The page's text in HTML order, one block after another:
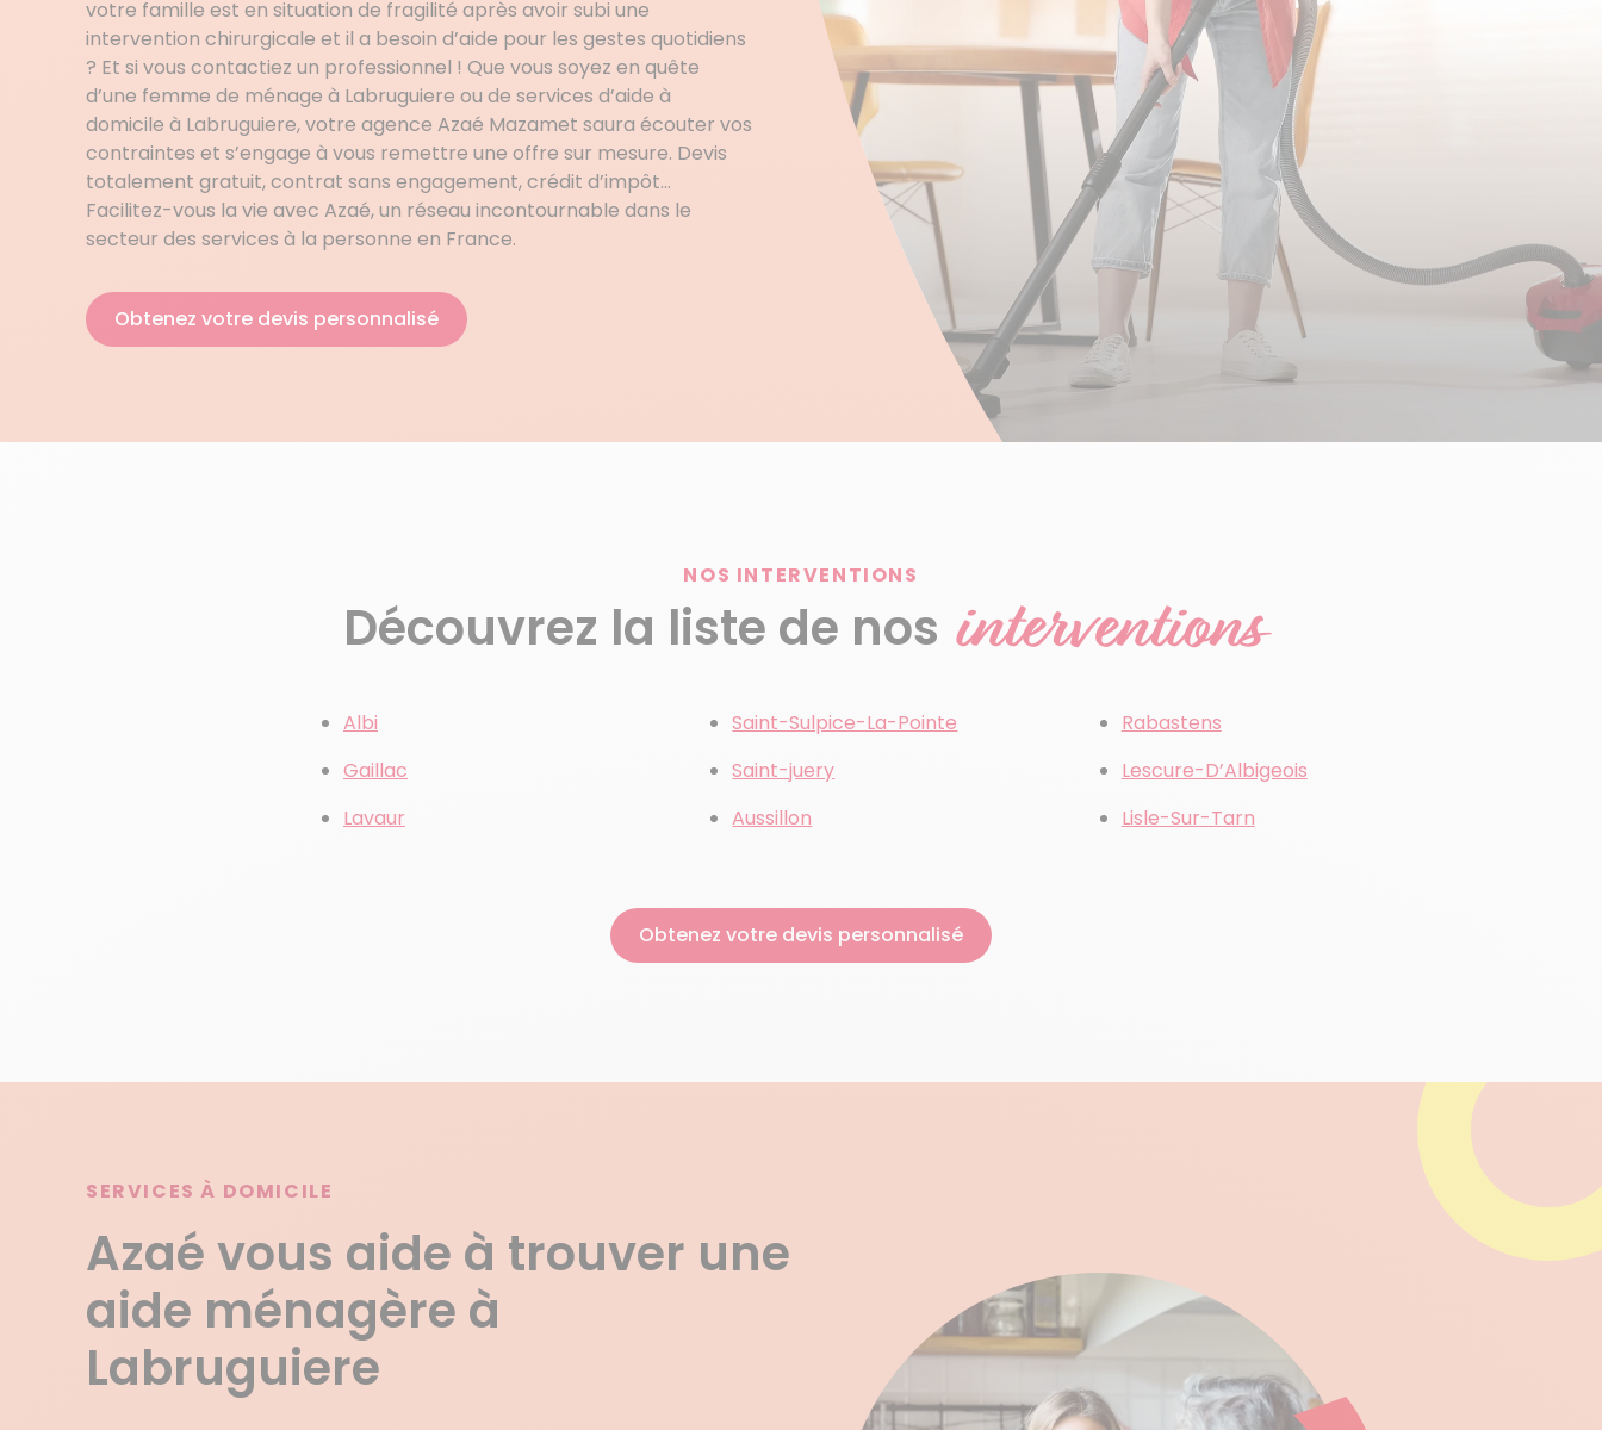
votre famille est en situation de fragilité après avoir subi une
intervention chirurgicale et il a besoin d’aide pour les gestes quotidiens
? Et si vous contactiez un professionnel ! Que vous soyez en quête
d’une femme de ménage à Labruguiere ou de services d’aide à
domicile à Labruguiere, votre agence Azaé Mazamet saura écouter vos
contraintes et s’engage à vous remettre une offre sur mesure. Devis
totalement gratuit, contrat sans engagement, crédit d’impôt…
Facilitez-vous la vie avec Azaé, un réseau incontournable dans le
secteur des services à la personne en France.
Obtenez votre devis personnalisé
NOS INTERVENTIONS
Découvrez la liste de nos interventions
Albi
Gaillac
Lavaur
Saint-Sulpice-La-Pointe
Saint-juery
Aussillon
Rabastens
Lescure-D’Albigeois
Lisle-Sur-Tarn
Obtenez votre devis personnalisé
SERVICES À DOMICILE
Azaé vous aide à trouver une
aide ménagère à
Labruguiere